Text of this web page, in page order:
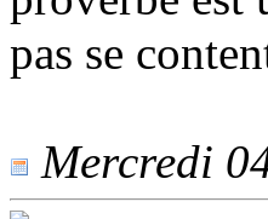
pas se
Mercredi